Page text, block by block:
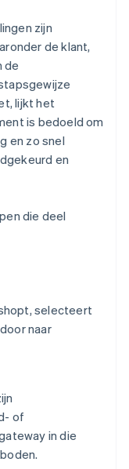
zijn
de klant,
de
lijkt het
is bedoeld om
en zo snel
en
die deel
selecteert
naar
of
in die